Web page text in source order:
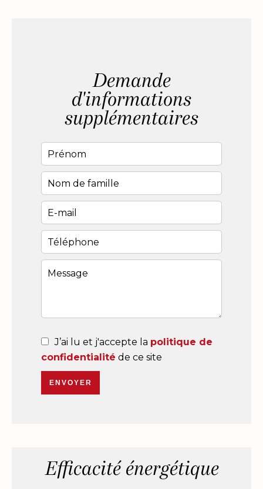
Demande
d'informations
supplémentaires
J’ai lu et j'accepte la politique de
confidentialité de ce site
ENVOYER
Efficacité énergétique